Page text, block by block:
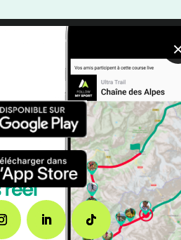
Dénivelé Moyen/Dénivelé
Course à Pied